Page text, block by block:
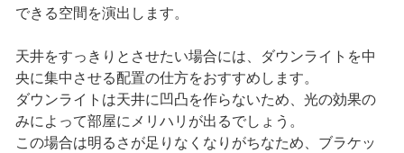
できる空間を演出します。
天井をすっきりとさせたい場合には、ダウンライトを中
央に集中させる配置の仕方をおすすめします。
ダウンライトは天井に凹凸を作らないため、光の効果の
みによって部屋にメリハリが出るでしょう。
この場合は明るさが足りなくなりがちなため、ブラケッ